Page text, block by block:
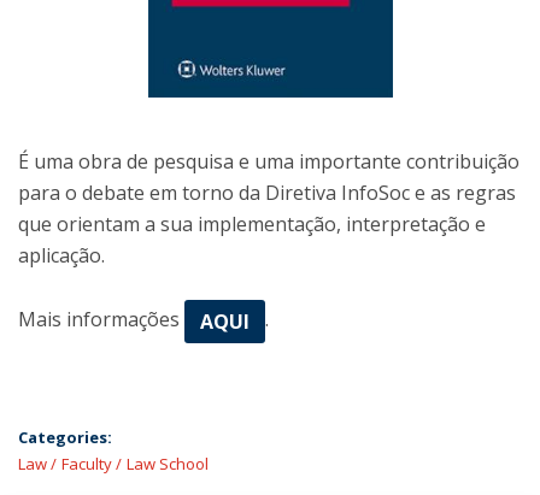
É uma obra de pesquisa e uma importante contribuição
para o debate em torno da Diretiva InfoSoc e as regras
que orientam a sua implementação, interpretação e
aplicação.
Mais informações AQUI .
Categories:
Law
Faculty Law School